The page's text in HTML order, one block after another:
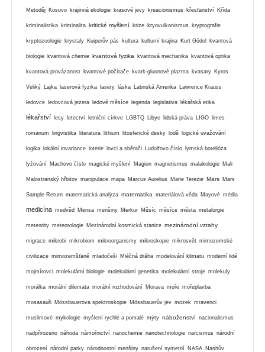
Metoděj Kosovo krajinná ekologie krasové jevy kreacionismus křesťanství Křída
kriminalistika kriminalita kritické myšlení krize kryovulkanismus kryptografie
kryptozoologie krystaly Kuiperův pás kultura kulturní krajina Kurt Gödel kvantová
biologie kvantová chemie kvantová fyzika kvantová mechanika kvantová optika
kvantová provázanost kvantové počítače kvark-gluonové plazma kvasary Kyros
Veliký Lajka laserová fyzika lasery láska Latinská Amerika Lawrence Krauss
ledovce ledovcová jezera ledové měsíce legenda legislativa lékařská etika
lékařství lesy letectví letniční církve LGBTQ Libye lidská práva LIGO limes
romanum lingvistika literatura lithium litosferické desky lodě logické uvažování
logika lokální invariance loterie lovci a sběrači Ludolfovo číslo lymská borelióza
lyžování Machovo číslo magické myšlení Magion magnetismus malakologie Mali
Malostranský hřbitov manipulace mapa Marcus Aurelius Marie Terezie Mars Mars
Sample Return matematická analýza matematika materiálová věda Mayové média
medicína medvěd Mensa menšiny Merkur Měsíc měsíce města metalurgie
meteority meteorologie Mezinárodní kosmická stanice mezinárodní vztahy
migrace mikrobi mikrobiom mikroorganismy mikroskopie mikrosvět mimozemské
civilizace mimozemšťané mladočeši Mléčná dráha modelování klimatu moderní lidé
mojmírovci molekulární biologie molekulární genetika molekulární stroje molekuly
morálka morální dilemata morální rozhodování Morava moře mořeplavba
mosasauři Mössbauerova spektroskopie Mössbauerův jev mozek mravenci
muslimové mykologie myšlení rychlé a pomalé mýty náboženství nacionalismus
nadpřirozeno náhoda námořnictví nanochemie nanotechnologie narcismus národní
obrození národní parky národnostní menšiny narušení symetrií NASA Nashův